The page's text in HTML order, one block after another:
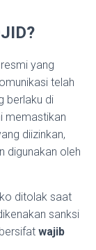
yang
telah
berlaku di
memastikan
diizinkan,
digunakan oleh
ditolak saat
sanksi
wajib